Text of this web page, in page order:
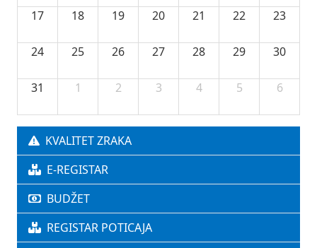
17 18 19 20 21 22 23
24 25 26 27 28 29 30
31 1 2 3 4 5 6
KVALITET ZRAKA
E-REGISTAR
BUDŽET
REGISTAR POTICAJA